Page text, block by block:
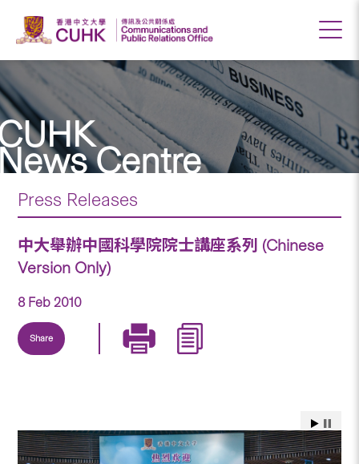
Centre
Press Releases
中大舉辦中國科學院院士講座系列 (Chinese
Version Only)
8 Feb 2010
Share